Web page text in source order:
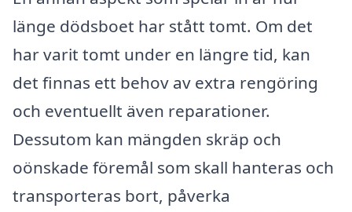
länge dödsboet har stått tomt. Om det
har varit tomt under en längre tid, kan
det finnas ett behov av extra rengöring
och eventuellt även reparationer.
Dessutom kan mängden skräp och
oönskade föremål som skall hanteras och
transporteras bort, påverka